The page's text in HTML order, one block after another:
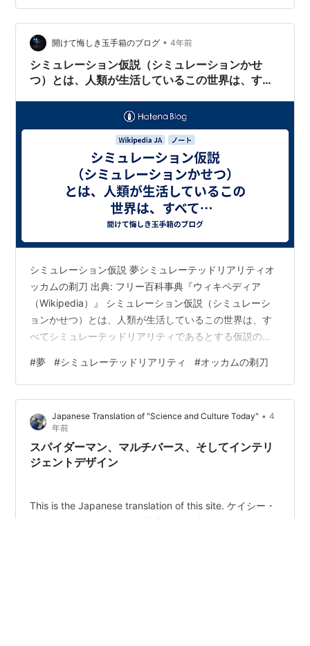
のです。 人間は本能的にシンプルなものを好みます。そ
れが生存に役立つからです。単純な直線や曲線を好みま
す。完全な円は存在しませんが、人間の神経細胞は、そ
れに近いものを見出して反応するようにできています。
理想は人間の頭の中にだけあるのです。理想を描け…
開けて悔しき玉手箱のブログ • 4年前
シミュレーション仮説（シミュレーションかせ
つ）とは、人類が生活しているこの世界は、すべ
のこと。シミュレーション理論と呼ぶ場合もあ
シミュレーション仮説 夢シミュレーテッドリアリティオ
ッカムの剃刀 出典: フリー百科事典『ウィキペディア
（Wikipedia）』 シミュレーション仮説（シミュレーシ
ョンかせつ）とは、人類が生活しているこの世界は、す
べてシミュレーテッドリアリティであるとする仮説のこ
我々はシミュレーションの中で生きている、とする見解
ニック・ボストロムの主張 哲学者ニック・ボストロム
は、我々がシミュレーションの中に生きているという可
能性を追求した[1]。彼の主張を簡単にまとめると次のよ
うになる。 何らかの文明により、人工意識を備えた個体
群を含むコンピュータシミュ…
#夢 #シミュレーテッドリアリティ #オッカムの剃刀
Japanese Translation of "Science and Culture Today" • 4
年前
スパイダーマン、マルチバース、そしてインテリ
ジェントデザイン